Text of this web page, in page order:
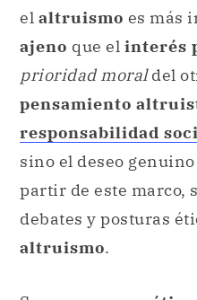
el altruismo es más
ajeno que el interés
prioridad moraldel
pensamiento
responsabilidad
sino el deseo
partir de este marco,
debates y posturas
altruismo.